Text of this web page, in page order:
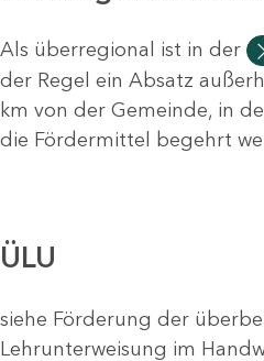
Als überregional ist in der
der Regel ein Absatz
km von der Gemeinde, in
die Fördermittel begehrt
ÜLU
siehe Förderung der
Lehrunterweisung im